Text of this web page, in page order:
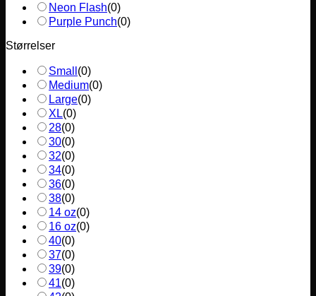
Neon Flash(0)
Purple Punch(0)
Størrelser
Small (0)
Medium(0)
Large(0)
XL(0)
28(0)
30(0)
32(0)
34(0)
36(0)
38(0)
14 oz(0)
16 oz(0)
40(0)
37(0)
39(0)
41(0)